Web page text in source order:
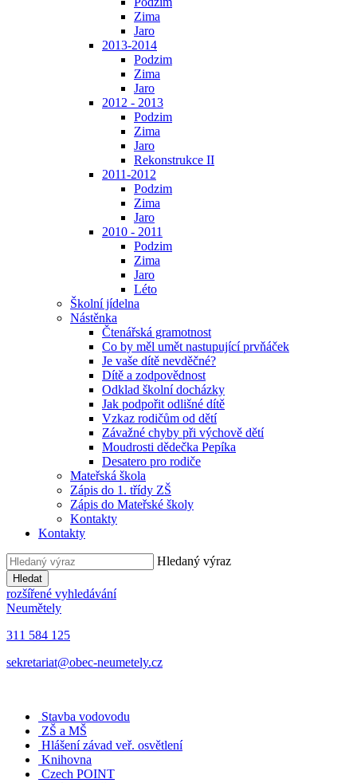
Zima
Jaro
2013-2014
Podzim
Zima
Jaro
2012 - 2013
Podzim
Zima
Jaro
Rekonstrukce II
2011-2012
Podzim
Zima
Jaro
2010 - 2011
Podzim
Zima
Jaro
Léto
Školní jídelna
Nástěnka
Čtenářská gramotnost
Co by měl umět nastupující prvňáček
Je vaše dítě nevděčné?
Dítě a zodpovědnost
Odklad školní docházky
Jak podpořit odlišné dítě
Vzkaz rodičům od dětí
Závažné chyby při výchově dětí
Moudrosti dědečka Pepíka
Desatero pro rodiče
Mateřská škola
Zápis do 1. třídy ZŠ
Zápis do Mateřské školy
Kontakty
Kontakty
Hledaný výraz
Hledat
rozšířené vyhledávání
Neumětely
311 584 125
sekretariat@obec-neumetely.cz
Stavba vodovodu
ZŠ a MŠ
Hlášení závad veř. osvětlení
Knihovna
Czech POINT